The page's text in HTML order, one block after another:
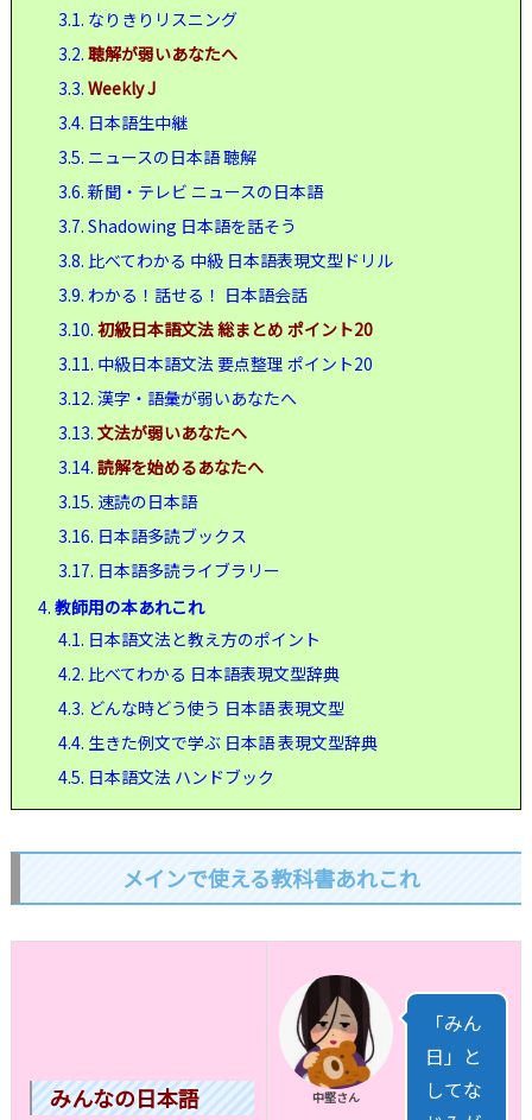
3.1. なりきりリスニング
3.2. 聴解が弱いあなたへ
3.3. Weekly J
3.4. 日本語生中継
3.5. ニュースの日本語 聴解
3.6. 新聞・テレビ ニュースの日本語
3.7. Shadowing 日本語を話そう
3.8. 比べてわかる 中級 日本語表現文型ドリル
3.9. わかる！話せる！ 日本語会話
3.10. 初級日本語文法 総まとめ ポイント20
3.11. 中級日本語文法 要点整理 ポイント20
3.12. 漢字・語彙が弱いあなたへ
3.13. 文法が弱いあなたへ
3.14. 読解を始めるあなたへ
3.15. 速読の日本語
3.16. 日本語多読ブックス
3.17. 日本語多読ライブラリー
4. 教師用の本あれこれ
4.1. 日本語文法と教え方のポイント
4.2. 比べてわかる 日本語表現文型辞典
4.3. どんな時どう使う 日本語 表現文型
4.4. 生きた例文で学ぶ 日本語 表現文型辞典
4.5. 日本語文法 ハンドブック
メインで使える教科書あれこれ
みんなの日本語 中堅さん
「みん
日」と
してな